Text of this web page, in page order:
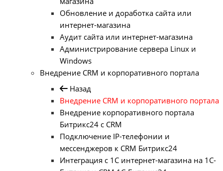
Обновление и доработка сайта или
интернет-магазина
Аудит сайта или интернет-магазина
Администрирование сервера Linux и
Windows
Внедрение CRM и корпоративного портала
Назад
Внедрение CRM и корпоративного портала
Внедрение корпоративного портала
Битрикс24 с CRM
Подключение IP-телефонии и
мессенджеров к CRM Битрикс24
Интеграция с 1С интернет-магазина на 1С-